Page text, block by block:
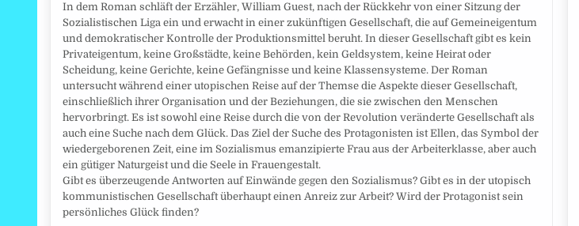
In dem Roman schläft der Erzähler, William Guest, nach der Rückkehr von einer Sitzung der
Sozialistischen Liga ein und erwacht in einer zukünftigen Gesellschaft, die auf Gemeineigentum
und demokratischer Kontrolle der Produktionsmittel beruht. In dieser Gesellschaft gibt es kein
Privateigentum, keine Großstädte, keine Behörden, kein Geldsystem, keine Heirat oder
Scheidung, keine Gerichte, keine Gefängnisse und keine Klassensysteme. Der Roman
untersucht während einer utopischen Reise auf der Themse die Aspekte dieser Gesellschaft,
einschließlich ihrer Organisation und der Beziehungen, die sie zwischen den Menschen
hervorbringt. Es ist sowohl eine Reise durch die von der Revolution veränderte Gesellschaft als
auch eine Suche nach dem Glück. Das Ziel der Suche des Protagonisten ist Ellen, das Symbol der
wiedergeborenen Zeit, eine im Sozialismus emanzipierte Frau aus der Arbeiterklasse, aber auch
ein gütiger Naturgeist und die Seele in Frauengestalt.
Gibt es überzeugende Antworten auf Einwände gegen den Sozialismus? Gibt es in der utopisch
kommunistischen Gesellschaft überhaupt einen Anreiz zur Arbeit? Wird der Protagonist sein
persönliches Glück finden?